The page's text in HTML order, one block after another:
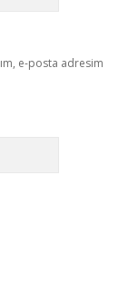
e-posta adresim